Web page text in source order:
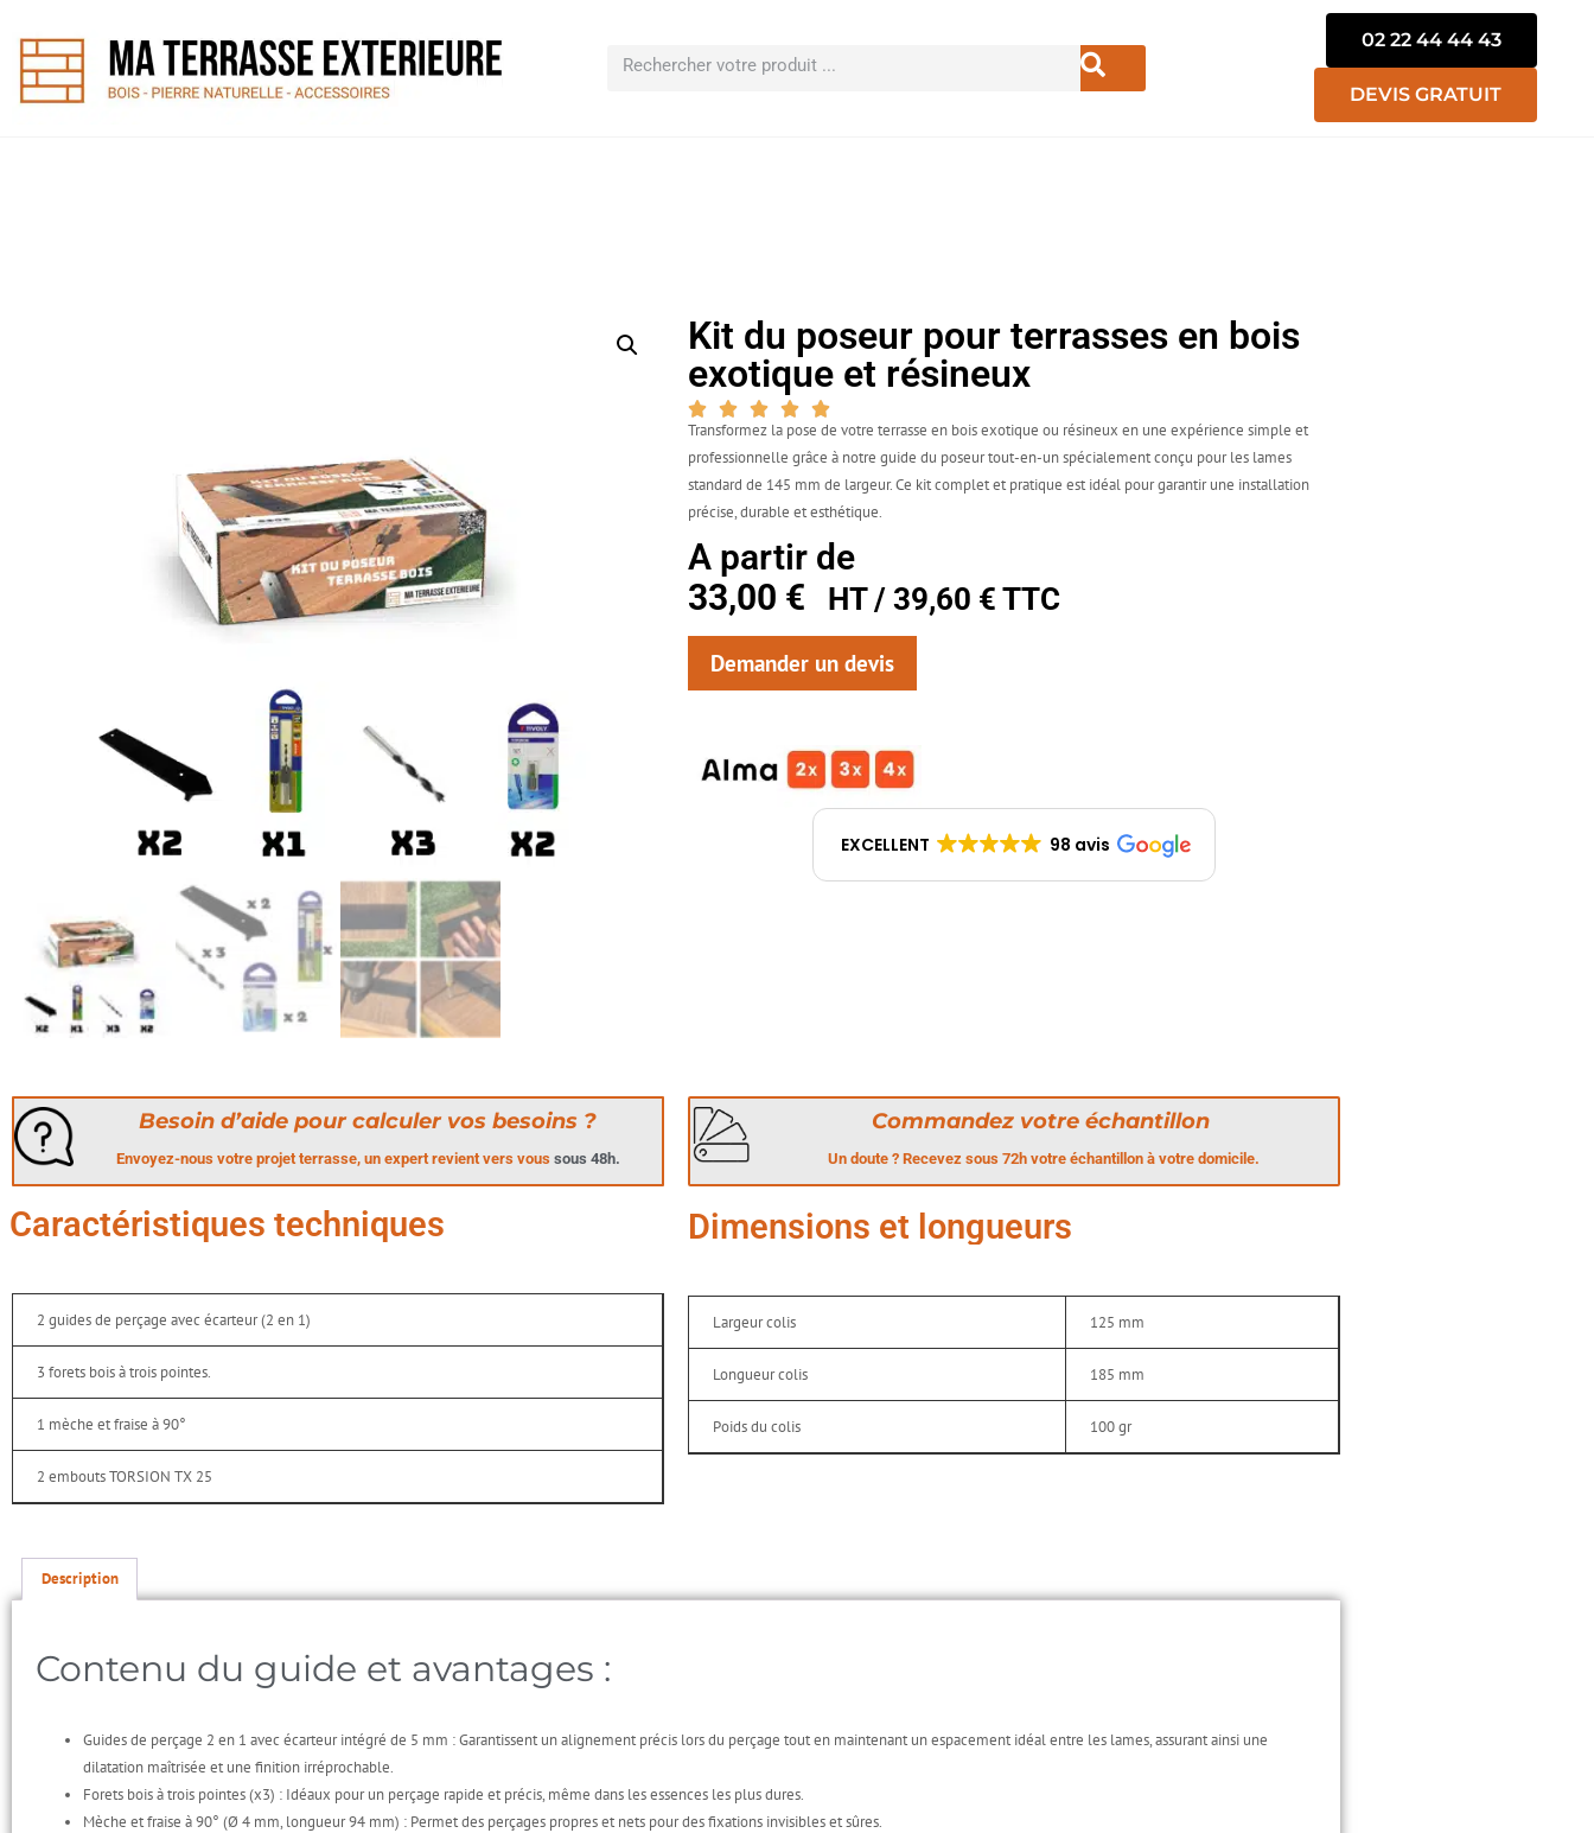
02 22 44 44 43
DEVIS GRATUIT
Kit du poseur pour terrasses en bois
exotique et résineux
Transformez la pose de votre terrasse en bois exotique ou résineux en une expérience simple et
professionnelle grâce à notre guide du poseur tout-en-un spécialement conçu pour les lames
standard de 145 mm de largeur. Ce kit complet et pratique est idéal pour garantir une installation
précise, durable et esthétique.
A partir de
33,00 € HT / 39,60 € TTC
Demander un devis
EXCELLENT 98 avis
Besoin d’aide pour calculer vos besoins ?
Envoyez-nous votre projet terrasse, un expert revient vers vous sous 48h.
Commandez votre échantillon
Un doute ? Recevez sous 72h votre échantillon à votre domicile.
Caractéristiques techniques
2 guides de perçage avec écarteur (2 en 1)
3 forets bois à trois pointes.
1 mèche et fraise à 90°
2 embouts TORSION TX 25
Dimensions et longueurs
Largeur colis 125 mm
Longueur colis 185 mm
Poids du colis 100 gr
Description
Contenu du guide et avantages :
Guides de perçage 2 en 1 avec écarteur intégré de 5 mm : Garantissent un alignement précis lors du perçage tout en maintenant un espacement idéal entre les lames, assurant ainsi une
dilatation maîtrisée et une finition irréprochable.
Forets bois à trois pointes (x3) : Idéaux pour un perçage rapide et précis, même dans les essences les plus dures.
Mèche et fraise à 90° (Ø 4 mm, longueur 94 mm) : Permet des perçages propres et nets pour des fixations invisibles et sûres.